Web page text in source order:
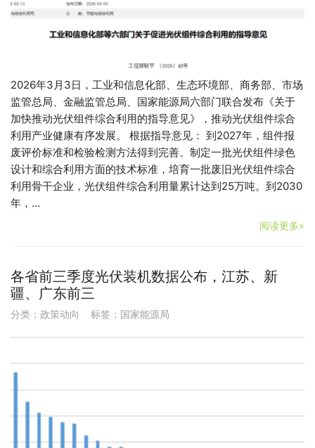
2026年3月3日，工业和信息化部、生态环境部、商务部、市场
监管总局、金融监管总局、国家能源局六部门联合发布《关于
加快推动光伏组件综合利用的指导意见》，推动光伏组件综合
利用产业健康有序发展。 根据指导意见： 到2027年，组件报
废评价标准和检验检测方法得到完善。制定一批光伏组件绿色
设计和综合利用方面的技术标准，培育一批废旧光伏组件综合
利用骨干企业，光伏组件综合利用量累计达到25万吨。到2030
年，…
阅读更多»
各省前三季度光伏装机数据公布，江苏、新
疆、广东前三
分类： 政策动向 标签： 国家能源局